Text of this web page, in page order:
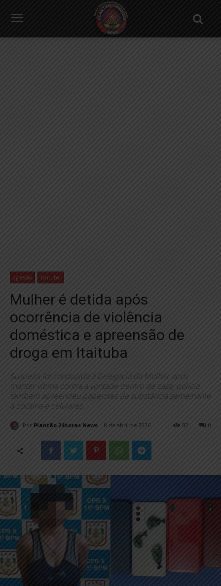
agressão Itaituba
Mulher é detida após
ocorrência de violência
doméstica e apreensão de
droga em Itaituba
Suspeita foi conduzida à Delegacia da Mulher após
manter vítima contra a vontade dentro de casa; polícia
também apreendeu papelotes de substância semelhante
à cocaína e celulares.
Por Plantão 24horas News 8 de abril de 2026 0
82